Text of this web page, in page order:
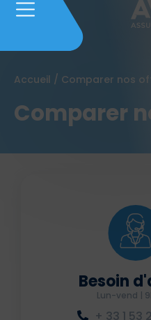
Accueil / Comparer nos
Comparer
Besoin
Lun-vend |
+ 33 1 53